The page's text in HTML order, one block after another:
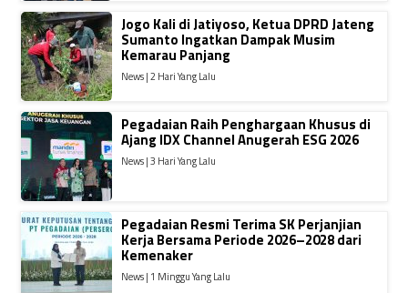
Jogo Kali di Jatiyoso, Ketua DPRD Jateng
Sumanto Ingatkan Dampak Musim
Kemarau Panjang
News | 2 Hari Yang Lalu
Pegadaian Raih Penghargaan Khusus di
Ajang IDX Channel Anugerah ESG 2026
News | 3 Hari Yang Lalu
Pegadaian Resmi Terima SK Perjanjian
Kerja Bersama Periode 2026–2028 dari
Kemenaker
News | 1 Minggu Yang Lalu